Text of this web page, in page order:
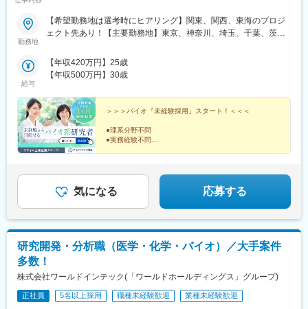
駅、奥田中学校前駅、越中荏原駅、越中大門駅、氷見駅、西加積
駅、西滑川駅、油田駅、クロスベイ前駅、新高岡駅、越中国分
駅、藤枝駅、入江岡駅、清水駅(静岡県)、御門台駅、新静岡駅、安
倍川駅、静岡駅、小泉駅、多治見駅、根本駅、西岐阜駅、切通
駅、名鉄岐阜駅、笠寺駅、小田井駅、運動公園前駅(愛知県)、四郷
駅、土橋駅(愛知県)、西尾駅、中津川駅、坂下駅、八戸駅、美乃坂
本駅、新可児駅、美濃川合駅、西可児駅、可児駅、各務原市役所
前駅、那加駅、新加納駅、名電各務原駅、鵜沼宿駅、土岐市駅、
恵那駅、東野駅(岐阜県)、瑞浪駅、十九条駅、美江寺駅、穂積駅、
白沢駅、関下有知駅、関駅(岐阜県)、高山駅、瀬上駅、飛騨一ノ宮
駅、衣摺加美北駅、近鉄富田駅、赤堀駅、西桑名駅、長島駅、西
大路御池駅、醍醐駅(京都府)、上前津駅、千種駅、栄町駅(愛知
駅、新瀬戸駅、豊川稲荷駅、上挙母駅、梅坪駅、インテック本社
前駅、粟島駅、西富山駅、小泉町駅(富山県)、東向日駅、上小田井
駅、新那加駅、各務ケ原駅、関市役所前駅、車道駅、上飯田駅、
洛西口駅、庄内緑地公園駅、苧ケ瀬駅
勤務地
【希望勤務地は選考時にヒアリング】関東、関西、東海のプロジ
ェクト先あり！【主要勤務地】東京、神奈川、埼玉、千葉、茨
エリア制度導入／全国でスキルを伸ばしたい方も、好きな場所で
研究をしたい方も、ご希望をお聞かせください！詳細は選考時に
給与
【年収420万円】25歳
【年収500万円】30歳
＞＞＞バイオ『未経験採用』スタート！＜＜＜
●理系分野不問
●実務経験不問
ワールドインテックRDの1ヶ月研修制度！
給与をもらいながら、
一から知識・技術を身につけられます！
気になる 応募する
研究開発・分析職（医学・化学・バイオ）／大手案件
多数！
株式会社ワールドインテック(「ワールドホールディングス」グループ)
正社員 5名以上採用 職種未経験歓迎 業種未経験歓迎